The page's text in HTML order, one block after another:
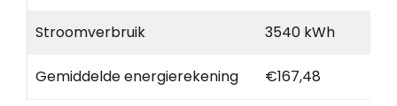
Stroomverbruik 3540 kWh
Gemiddelde energierekening €167,48